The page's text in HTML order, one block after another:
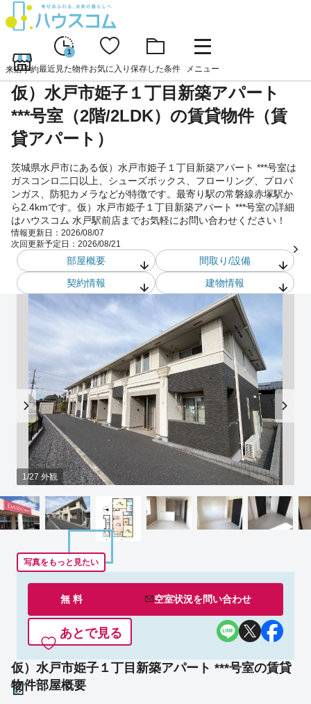
来店予約
1
最近見た物件お気に入り 保存した条件 メニュー
仮）水戸市姫子１丁目新築アパート
***号室（2階/2LDK）の賃貸物件（賃
貸アパート）
茨城県水戸市にある仮）水戸市姫子１丁目新築アパート ***号室は
ガスコンロ二口以上、シューズボックス、フローリング、プロパ
ンガス、防犯カメラなどが特徴です。最寄り駅の常磐線赤塚駅か
ら2.4kmです。仮）水戸市姫子１丁目新築アパート ***号室の詳細
はハウスコム 水戸駅前店までお気軽にお問い合わせください！
情報更新日： 2026/08/07
次回更新予定日： 2026/08/21
部屋概要
間取り/設備
契約情報
建物情報
1/27 外観
写真をもっと見たい
無 料 空室状況を問い合わせ
あとで見る
仮）水戸市姫子１丁目新築アパート ***号室の賃貸
物件部屋概要